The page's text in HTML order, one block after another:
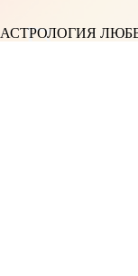
АСТРОЛОГИЯ